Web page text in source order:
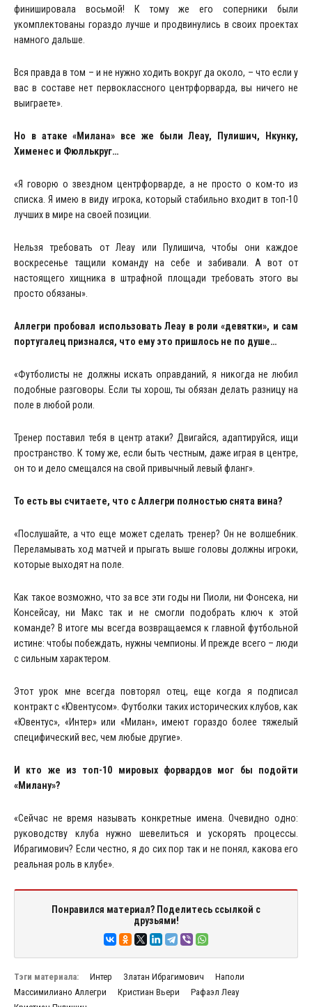
финишировала восьмой! К тому же его соперники были
укомплектованы гораздо лучше и продвинулись в своих проектах
намного дальше.
Вся правда в том – и не нужно ходить вокруг да около, – что если у
вас в составе нет первоклассного центрфорварда, вы ничего не
выиграете».
Но в атаке «Милана» все же были Леау, Пулишич, Нкунку,
Хименес и Фюллькруг…
«Я говорю о звездном центрфорварде, а не просто о ком-то из
списка. Я имею в виду игрока, который стабильно входит в топ-10
лучших в мире на своей позиции.
Нельзя требовать от Леау или Пулишича, чтобы они каждое
воскресенье тащили команду на себе и забивали. А вот от
настоящего хищника в штрафной площади требовать этого вы
просто обязаны».
Аллегри пробовал использовать Леау в роли «девятки», и сам
португалец признался, что ему это пришлось не по душе…
«Футболисты не должны искать оправданий, я никогда не любил
подобные разговоры. Если ты хорош, ты обязан делать разницу на
поле в любой роли.
Тренер поставил тебя в центр атаки? Двигайся, адаптируйся, ищи
пространство. К тому же, если быть честным, даже играя в центре,
он то и дело смещался на свой привычный левый фланг».
То есть вы считаете, что с Аллегри полностью снята вина?
«Послушайте, а что еще может сделать тренер? Он не волшебник.
Переламывать ход матчей и прыгать выше головы должны игроки,
которые выходят на поле.
Как такое возможно, что за все эти годы ни Пиоли, ни Фонсека, ни
Консейсау, ни Макс так и не смогли подобрать ключ к этой
команде? В итоге мы всегда возвращаемся к главной футбольной
истине: чтобы побеждать, нужны чемпионы. И прежде всего – люди
с сильным характером.
Этот урок мне всегда повторял отец, еще когда я подписал
контракт с «Ювентусом». Футболки таких исторических клубов, как
«Ювентус», «Интер» или «Милан», имеют гораздо более тяжелый
специфический вес, чем любые другие».
И кто же из топ-10 мировых форвардов мог бы подойти
«Милану»?
«Сейчас не время называть конкретные имена. Очевидно одно:
руководству клуба нужно шевелиться и ускорять процессы.
Ибрагимович? Если честно, я до сих пор так и не понял, какова его
реальная роль в клубе».
Понравился материал? Поделитесь ссылкой с
друзьями!
Тэги материала: Интер Златан Ибрагимович
Наполи
Массимилиано Аллегри
Кристиан Вьери
Рафаэл Леау